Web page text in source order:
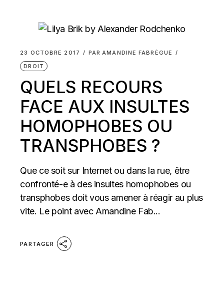
23 OCTOBRE 2017 PAR AMANDINE FABRÈGUE
DROIT
QUELS RECOURS
FACE AUX INSULTES
HOMOPHOBES OU
TRANSPHOBES ?
Que ce soit sur Internet ou dans la rue, être
confronté-e à des insultes homophobes ou
transphobes doit vous amener à réagir au plus
vite. Le point avec Amandine Fab...
PARTAGER